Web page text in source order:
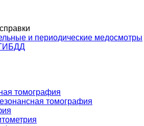
и периодические медосмотры
томография
томография